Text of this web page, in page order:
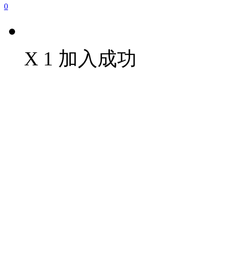
0
X 1 加入成功